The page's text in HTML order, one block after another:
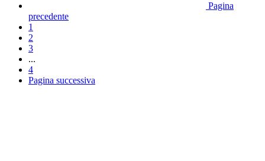
Pagina
precedente
1
2
3
...
4
Pagina successiva